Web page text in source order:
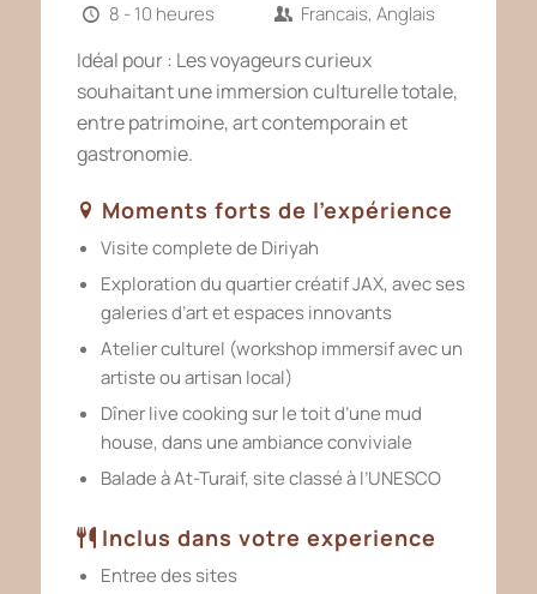
8 - 10 heures Francais, Anglais
Idéal pour : Les voyageurs curieux
souhaitant une immersion culturelle totale,
entre patrimoine, art contemporain et
gastronomie.
Moments forts de l’expérience
Visite complete de Diriyah
Exploration du quartier créatif JAX, avec ses
galeries d’art et espaces innovants
Atelier culturel (workshop immersif avec un
artiste ou artisan local)
Dîner live cooking sur le toit d’une mud
house, dans une ambiance conviviale
Balade à At-Turaif, site classé à l’UNESCO
Inclus dans votre experience
Entree des sites